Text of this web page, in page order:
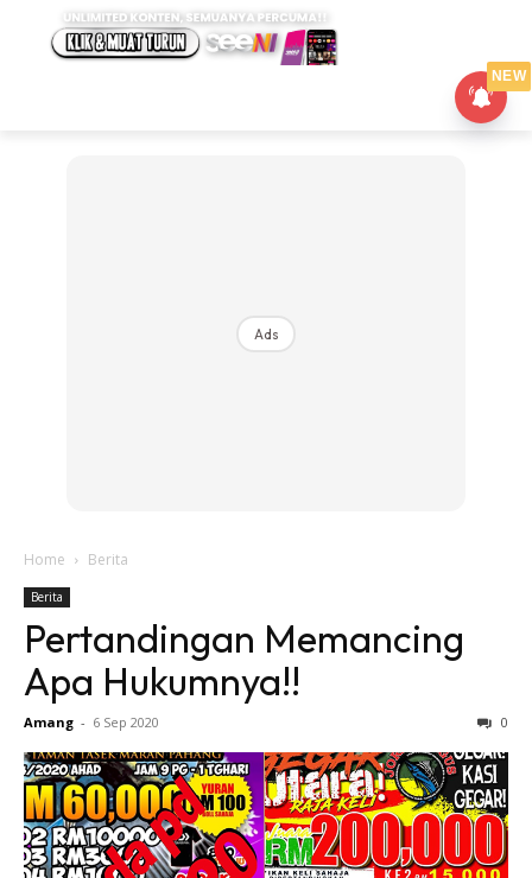
Ads
Home Berita
Berita
Pertandingan Memancing
Apa Hukumnya!!
Amang - 6 Sep 2020 0
NEW